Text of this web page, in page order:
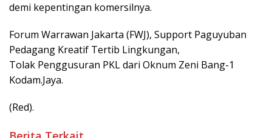
demi kepentingan komersilnya.
Forum Warrawan Jakarta (FWJ), Support Paguyuban
Pedagang Kreatif Tertib Lingkungan,
Tolak Penggusuran PKL dari Oknum Zeni Bang-1
Kodam.Jaya.
(Red).